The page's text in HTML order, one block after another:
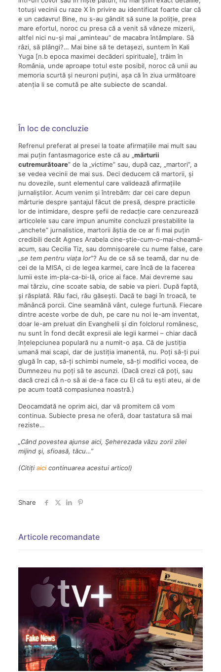
totuși vecinii cu raze X în privire au identificat foarte clar că
e un cadavru! Bine, nu s-au gândit să sune la poliție, prea
mare efortul, noroc cu presa că a venit să vâneze mizerii,
altfel nici nu-și mai „aminteau” de macabra întâmplare. Să
râzi, să plângi?… Mai bine să te detașezi, suntem în Kali
Yuga [n.b epoca maximei decăderi spirituale], trăim în
România, unde aproape totul este posibil, noroc că unii au
memoria scurtă și neuroni puțini, așa că în ziua următoare
atenția li se comută pe alte subiecte de scandal.
În loc de concluzie
Refrenul preferat al presei la toate afirmațiile mai mult sau
mai puțin fantasmagorice este că au „mărturii
cutremurătoare” de la „victime” sau, după caz, „martori”, a
se vedea vecinii de mai sus. Deci deducem că martorii, și
nu dovezile, sunt elementul care validează afirmațiile
jurnaliștilor. Acum venim și întrebăm: dar cei care depun
mărturie despre șantajul făcut de presă, despre practicile
lor de intimidare, despre șefii de redacție care cenzurează
articolele sau care impun anumite concluzii prestabilite la
„anchete” jurnalistice, martorii ăștia de ce ar fi mai puțin
credibili decât Agnes Arabela cine-știe-cum-o-mai-cheamă-
acum, sau Cecilia Tiz, sau domnișoarele cu nume false, care
„se tem pentru viața lor”? Au de ce să se teamă, dar nu de
cei de la MISA, ci de legea karmei, care încă de la facerea
lumii este im-pla-ca-bi-lă, orice ai face. Mai devreme sau
mai târziu, cine scoate sabia, de sabie va pieri. După faptă,
și răsplată. Rău faci, rău găsești. Dacă te bagi în troacă, te
mănâncă porcii. Cine seamănă vânt, culege furtună. Fiecare
dintre aceste vorbe de duh, pe care nu noi le-am inventat,
doar le-am preluat din Evanghelii și din folclorul românesc,
nu sunt în fond decât expresii ale legii karmei – chiar dacă
înțelepciunea populară nu a numit-o așa. Că de justiția
umană mai scapi, dar de justiția imanentă, nu. Poți să-ți pui
glugă în cap, să-ți schimbi numele, să-ți modifici vocea, de
Dumnezeu nu poți să te ascunzi. (Dacă crezi că poți, sau
dacă crezi că n-o să ai de-a face cu El că tu ești ateu, ai de
pe acum toată compasiunea noastră.)
Deocamdată ne oprim aici, dar vă promitem că vom
continua. Subiecte presa ne oferă, doar tastatura să mai
reziste…
„Când povestea ajunse aici, Şeherezada văzu zorii zilei
mijind şi, sfioasă, tăcu…”
(Citiți aicicontinuarea acestui articol)
Share
Articole recomandate